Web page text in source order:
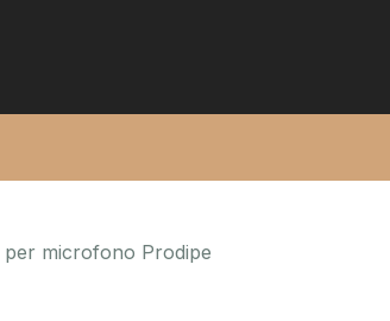
per microfono Prodipe